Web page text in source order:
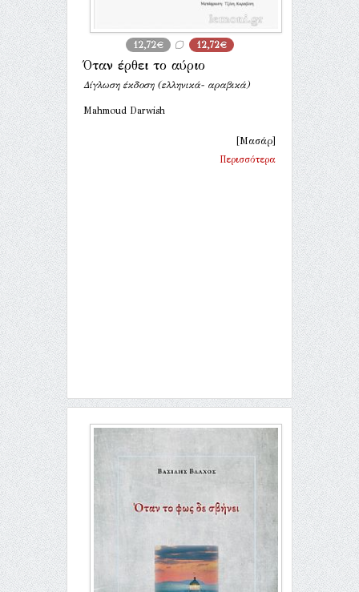
12,72€ 12,72€
Όταν έρθει το αύριο
Δίγλωση έκδοση (ελληνικά- αραβικά)
Mahmoud Darwish
[Μασάρ]
Περισσότερα